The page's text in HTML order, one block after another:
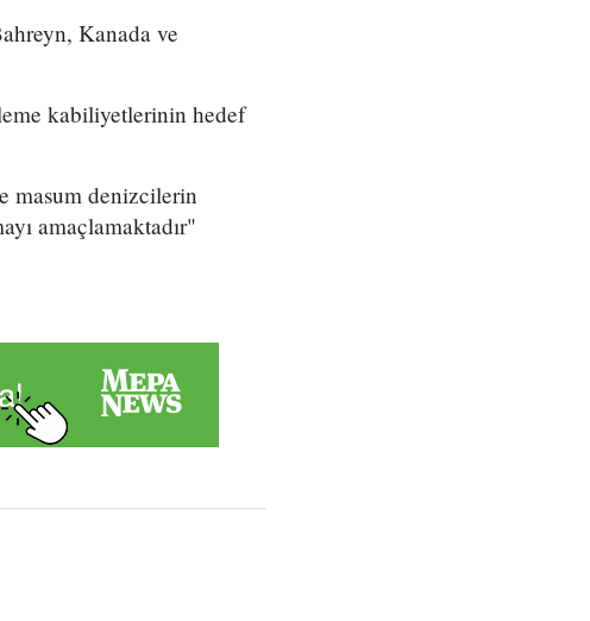
Kanada ve
kabiliyetlerinin hedef
masum denizcilerin
amaçlamaktadır"